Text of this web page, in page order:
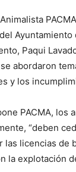
Ayuntamiento
Paqui
abordaron
y los
PACMA, los
“deben
las licencias de
la explotación